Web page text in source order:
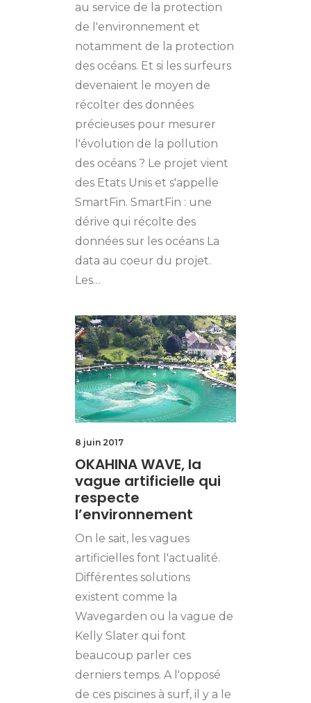
au service de la protection
de l'environnement et
notamment de la protection
des océans. Et si les surfeurs
devenaient le moyen de
récolter des données
précieuses pour mesurer
l'évolution de la pollution
des océans ? Le projet vient
des Etats Unis et s'appelle
SmartFin. SmartFin : une
dérive qui récolte des
données sur les océans La
data au coeur du projet.
Les…
8 juin 2017
OKAHINA WAVE, la
vague artificielle qui
respecte
l’environnement
On le sait, les vagues
artificielles font l'actualité.
Différentes solutions
existent comme la
Wavegarden ou la vague de
Kelly Slater qui font
beaucoup parler ces
derniers temps. A l'opposé
de ces piscines à surf, il y a le